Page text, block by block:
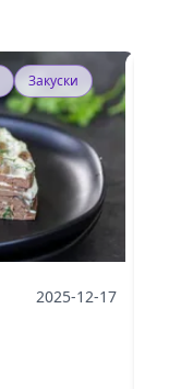
Закуски
2025-12-17